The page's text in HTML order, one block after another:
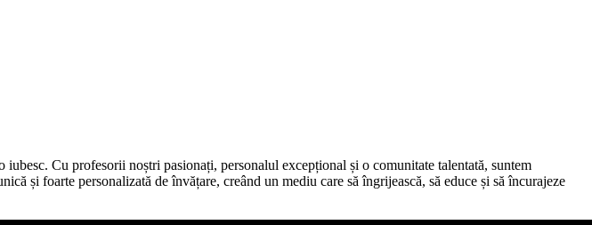
Cu profesorii noștri pasionați, personalul excepțional și o comunitate talentată, suntem
și foarte personalizată de învățare, creând un mediu care să îngrijească, să educe și să încurajeze